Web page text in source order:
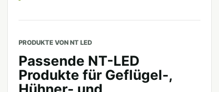
PRODUKTE VON NT LED
Passende NT-LED
Produkte für Geflügel-,